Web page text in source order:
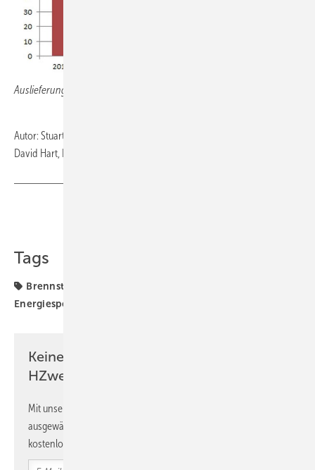
Auslieferungen nach Einheiten (in 1.000 Stück)
Autor: Stuart Jones, ERM, London, Großbritannien
David Hart, ERM, Lausanne, Schweiz
Tags
Brennstoffzellen
Energiespeicherung
Keine Zeit? Kein Problem mit dem
HZwei-Newsletter!
Mit unserem Newsletter erhalten Sie regelmäßig von uns
ausgewählte Informationen und Neuigkeiten, gebündelt und
kostenlos direkt ins Postfach.